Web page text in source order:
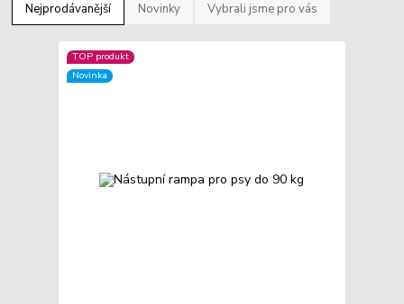
Nejprodávanější Novinky Vybrali jsme pro vás
TOP produkt
Novinka